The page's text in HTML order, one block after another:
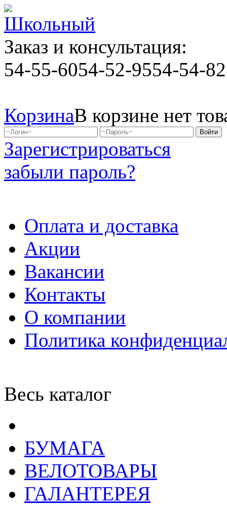
Заказ и консультация:
54-55-6054-52-9554-54-82
КорзинаВ корзине нет
Зарегистрироваться
забыли пароль?
Оплата и доставка
Акции
Вакансии
Контакты
О компании
Политика
Весь каталог
БУМАГА
ВЕЛОТОВАРЫ
ГАЛАНТЕРЕЯ